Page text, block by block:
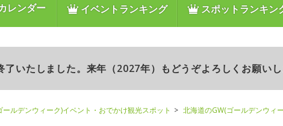
レンダー イベントランキング スポットランキン
いたしました。来年（2027年）もどうぞよろしくお願いし
ールデンウィーク)イベント・おでかけ観光スポット 北海道のGW(ゴールデンウィ